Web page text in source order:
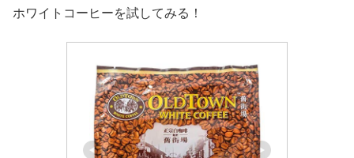
ホワイトコーヒーを試してみる！